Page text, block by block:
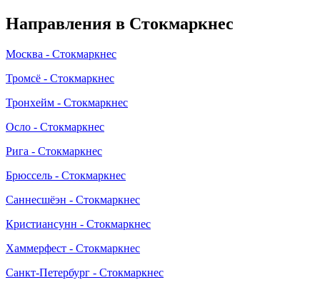
Направления в Стокмаркнес
Москва - Стокмаркнес
Тромсё - Стокмаркнес
Тронхейм - Стокмаркнес
Осло - Стокмаркнес
Рига - Стокмаркнес
Брюссель - Стокмаркнес
Саннесшёэн - Стокмаркнес
Кристиансунн - Стокмаркнес
Хаммерфест - Стокмаркнес
Санкт-Петербург - Стокмаркнес